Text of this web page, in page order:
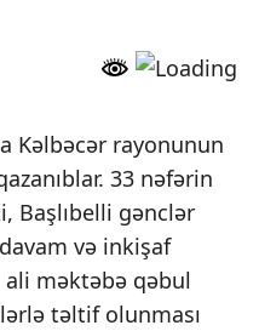
Kəlbəcər rayonunun
33 nəfərin
Başlıbelli gənclər
və inkişaf
ali məktəbə qəbul
təltif olunması